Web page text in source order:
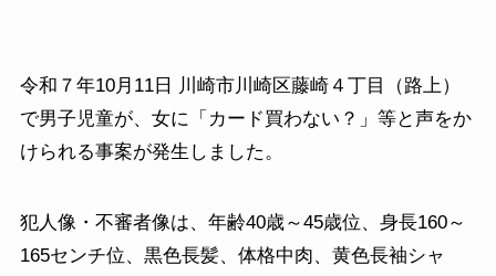
令和７年10月11日 川崎市川崎区藤崎４丁目（路上）
で男子児童が、女に「カード買わない？」等と声をか
けられる事案が発生しました。
犯人像・不審者像は、年齢40歳～45歳位、身長160～
165センチ位、黒色長髪、体格中肉、黄色長袖シャ